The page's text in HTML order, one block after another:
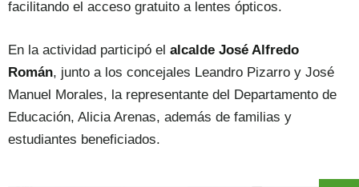
facilitando el acceso gratuito a lentes ópticos.
En la actividad participó el alcalde José Alfredo
Román, junto a los concejales Leandro Pizarro y José
Manuel Morales, la representante del Departamento de
Educación, Alicia Arenas, además de familias y
estudiantes beneficiados.